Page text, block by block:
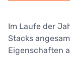
Im Laufe der
Stacks
Eigenschaften